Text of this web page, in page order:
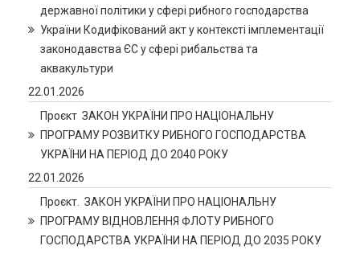
державної політики у сфері рибного господарства
України Кодифікований акт у контексті імплементації
законодавства ЄС у сфері рибальства та
аквакультури
22.01.2026
Проєкт ЗАКОН УКРАЇНИ ПРО НАЦІОНАЛЬНУ
ПРОГРАМУ РОЗВИТКУ РИБНОГО ГОСПОДАРСТВА
УКРАЇНИ НА ПЕРІОД ДО 2040 РОКУ
22.01.2026
Проєкт. ЗАКОН УКРАЇНИ ПРО НАЦІОНАЛЬНУ
ПРОГРАМУ ВІДНОВЛЕННЯ ФЛОТУ РИБНОГО
ГОСПОДАРСТВА УКРАЇНИ НА ПЕРІОД ДО 2035 РОКУ